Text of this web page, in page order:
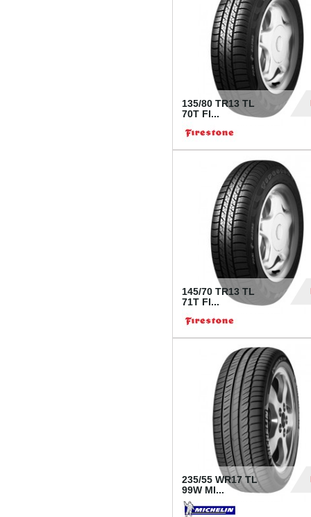
135/80 TR13 TL
70T FI...
145/70 TR13 TL
71T FI...
235/55 WR17 TL
99W MI...